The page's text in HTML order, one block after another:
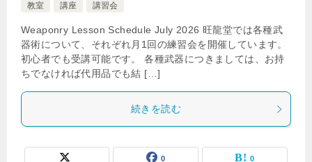
教室
講座 講習会
Weaponry Lesson Schedule July 2026 旺龍堂では各種武
器術について、それぞれ月1回の練習会を開催しています。
初心者でも受講可能です。 各種武器につきましては、お持
ちでなければ代用品でも結 […]
続きを読む
0 0